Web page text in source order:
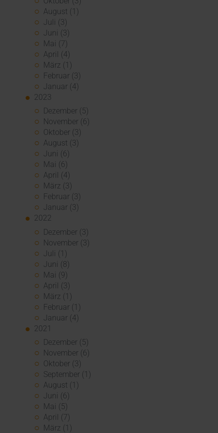
August (1)
Juli (3)
Juni (3)
Mai (7)
April (4)
März (1)
Februar (3)
Januar (4)
2023
Dezember (5)
November (6)
Oktober (3)
August (3)
Juni (6)
Mai (6)
April (4)
März (3)
Februar (3)
Januar (3)
2022
Dezember (3)
November (3)
Juli (1)
Juni (8)
Mai (9)
April (3)
März (1)
Februar (1)
Januar (4)
2021
Dezember (5)
November (6)
Oktober (3)
September (1)
August (1)
Juni (6)
Mai (5)
April (7)
März (1)